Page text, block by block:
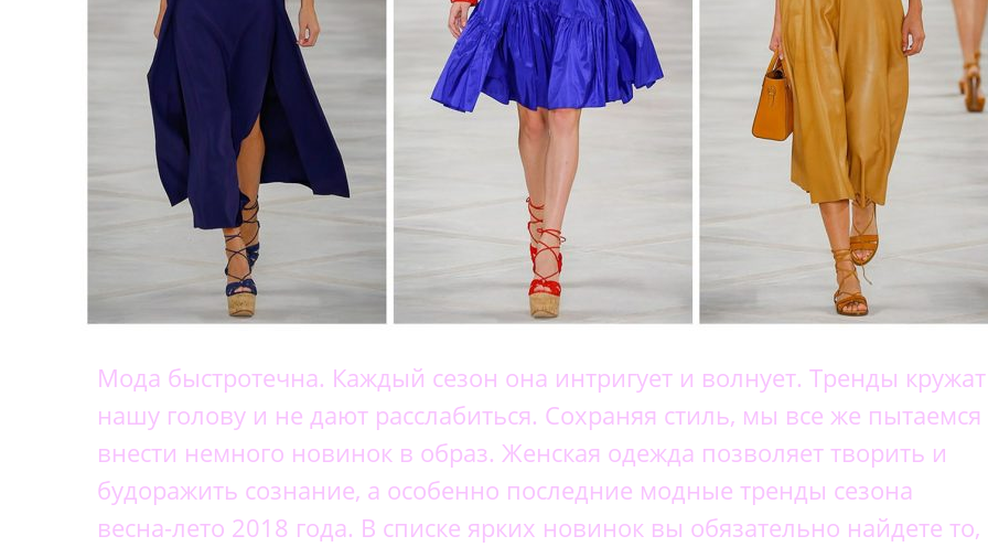
Мода быстротечна. Каждый сезон она интригует и волнует. Тренды кружат
нашу голову и не дают расслабиться. Сохраняя стиль, мы все же пытаемся
внести немного новинок в образ. Женская одежда позволяет творить и
будоражить сознание, а особенно последние модные тренды сезона
весна-лето 2018 года. В списке ярких новинок вы обязательно найдете то,